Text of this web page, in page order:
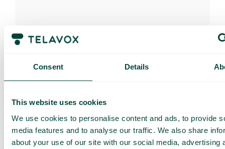
Consent Details
This website uses cookies
We use cookies to personalise content and ads, to provide
media features and to analyse our traffic. We also share
about your use of our site with our social media, advertising
Integratie op maat
Laat uw systemen automatisch de afhandeling
van oproepen regelen door klanten toe te wijzen
wachtrij. Pas workflows direct in onze applicatie
aan uw specifieke behoeften aan.